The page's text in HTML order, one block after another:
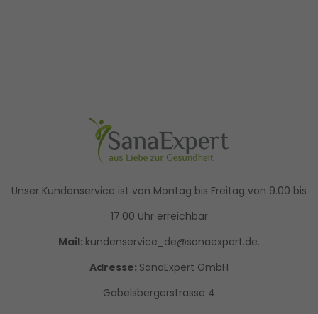
Unser Kundenservice ist von Montag bis Freitag von 9.00 bis
17.00 Uhr erreichbar
Mail: kundenservice_de@sanaexpert.de.
Adresse: SanaExpert GmbH
Gabelsbergerstrasse 4